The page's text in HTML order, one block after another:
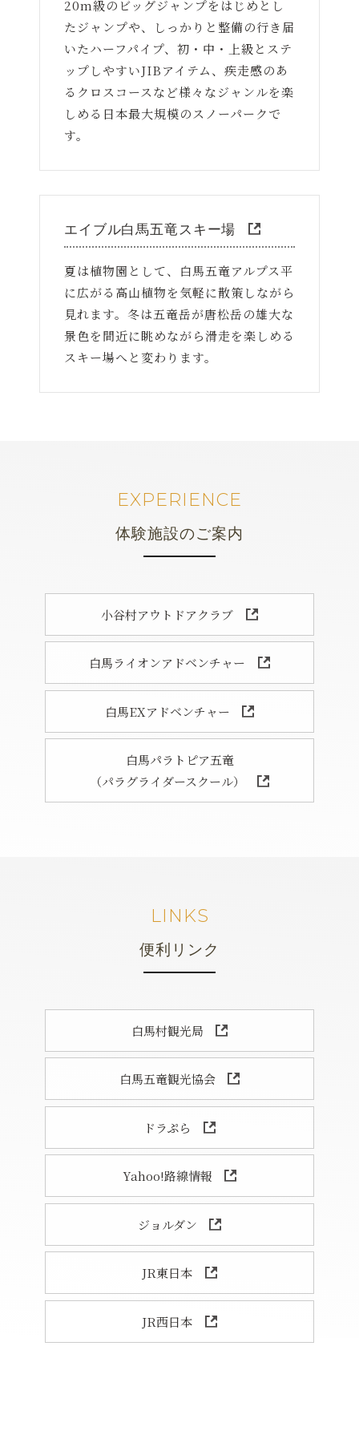
20m級のビッグジャンプをはじめとし
たジャンプや、しっかりと整備の行き届
いたハーフパイプ、初・中・上級とステ
ップしやすいJIBアイテム、疾走感のあ
るクロスコースなど様々なジャンルを楽
しめる日本最大規模のスノーパークで
す。
エイブル白馬五竜スキー場
夏は植物園として、白馬五竜アルプス平
に広がる高山植物を気軽に散策しながら
見れます。冬は五竜岳が唐松岳の雄大な
景色を間近に眺めながら滑走を楽しめる
スキー場へと変わります。
EXPERIENCE
体験施設のご案内
小谷村アウトドアクラブ
白馬ライオンアドベンチャー
白馬EXアドベンチャー
白馬パラトピア五竜
（パラグライダースクール）
LINKS
便利リンク
白馬村観光局
白馬五竜観光協会
ドラぷら
Yahoo!路線情報
ジョルダン
JR東日本
JR西日本